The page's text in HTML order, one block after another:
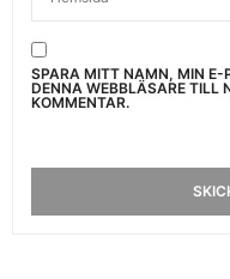
SPARA MITT NAMN, MIN E-
DENNA WEBBLÄSARE TILL
KOMMENTAR.